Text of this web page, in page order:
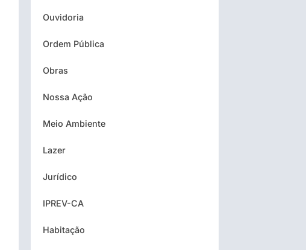
Ouvidoria
Ordem Pública
Obras
Nossa Ação
Meio Ambiente
Lazer
Jurídico
IPREV-CA
Habitação